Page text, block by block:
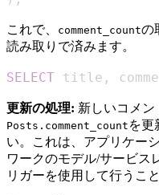
これで、 comment_countの
読み取りで済みます。
SELECT title ,
更新の処理: 新しいコメン
Posts.comment_count を更
い。これは、アプリケー
ワークのモデル/サービス
リガーを使用して行うこ